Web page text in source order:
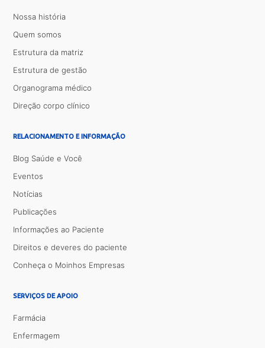
Nossa história
Quem somos
Estrutura da matriz
Estrutura de gestão
Organograma médico
Direção corpo clínico
RELACIONAMENTO E INFORMAÇÃO
Blog Saúde e Você
Eventos
Notícias
Publicações
Informações ao Paciente
Direitos e deveres do paciente
Conheça o Moinhos Empresas
SERVIÇOS DE APOIO
Farmácia
Enfermagem